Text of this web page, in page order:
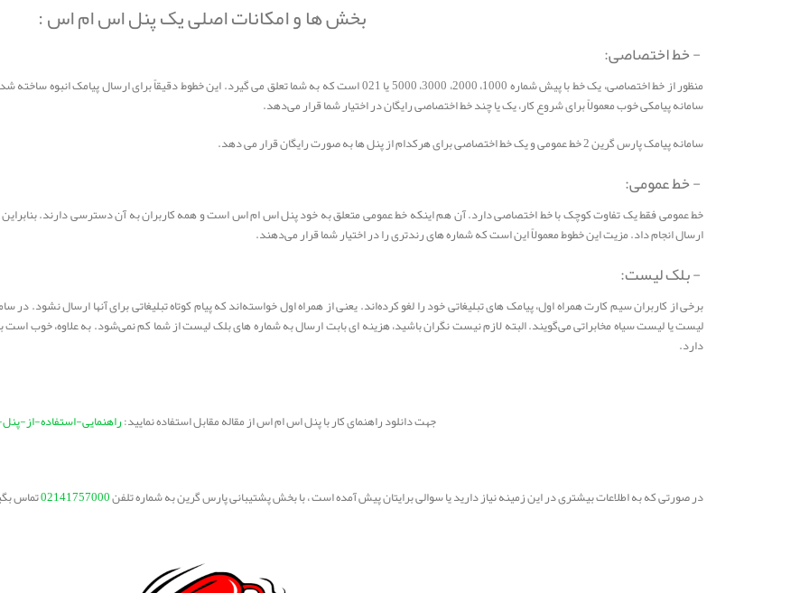
بخش ها و امکانات اصلی یک پنل اس ام اس :
- خط اختصاصی:
منظور از خط اختصاصی، یک خط با پیش شماره 1000، 2000، 3000، 5000 یا 021 است که به شما تعلق می گیرد. این خطوط
سامانه پیامکی خوب معمولاً برای شروع کار، یک یا چند خط اختصاصی رایگان در اختیار شما قرار می‌دهد.
سامانه پیامک پارس گرین 2 خط عمومی و یک خط اختصاصی برای هرکدام از پنل ها به صورت رایگان قرار می دهد.
- خط عمومی:
خط عمومی فقط یک تفاوت کوچک با خط اختصاصی دارد. آن هم اینکه خط عمومی متعلق به خود پنل اس ام اس است و همه کاربران به آن دسترسی دارند.
ارسال انجام داد. مزیت این خطوط معمولاً این است که شماره های رندتری را در اختیار شما قرار می‌دهند.
- بلک لیست:
برخی از کاربران سیم کارت همراه اول، پیامک های تبلیغاتی خود را لغو کرده‌اند. یعنی از همراه اول خواسته‌اند که پیام کوتاه تبلیغاتی برای آنها ارسال نشود.
لیست یا لیست سیاه مخابراتی می‌گویند. البته لازم نیست نگران باشید، هزینه ای بابت ارسال به شماره های بلک لیست از شما کم نمی‌شود. به علاوه، خوب است
دارد.
جهت دانلود راهنمای کار با پنل اس ام اس از مقاله مقابل استفاده نمایید:راهنمایی-استفاده-از-
در صورتی که به اطلاعات بیشتری در این زمینه نیاز دارید یا سوالی برایتان پیش آمده است ، با بخش پشتیبانی پارس گرین به شماره تلفن02141757000تماس